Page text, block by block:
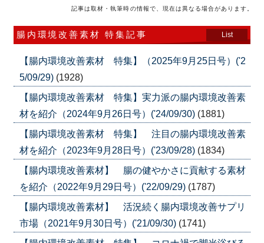
記事は取材・執筆時の情報で、現在は異なる場合があります。
腸内環境改善素材 特集記事 List
【腸内環境改善素材 特集】（2025年9月25日号）('2
5/09/29) (1928)
【腸内環境改善素材 特集】実力派の腸内環境改善素
材を紹介（2024年9月26日号）('24/09/30) (1881)
【腸内環境改善素材 特集】 注目の腸内環境改善素
材を紹介（2023年9月28日号）('23/09/28) (1834)
【腸内環境改善素材】 腸の健やかさに貢献する素材
を紹介（2022年9月29日号）('22/09/29) (1787)
【腸内環境改善素材】 活況続く腸内環境改善サプリ
市場（2021年9月30日号）('21/09/30) (1741)